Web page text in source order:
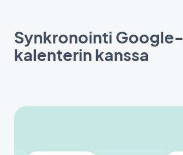
Synkronointi Google-
kalenterin kanssa